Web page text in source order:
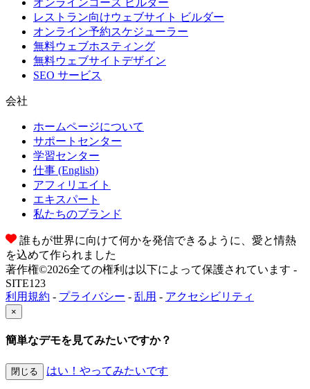
オンラインコース ビルダー
レストラン向けウェブサイト ビルダー
オンライン予約スケジューラー
無料ウェブホスティング
無料ウェブサイトデザイン
SEO サービス
会社
ホームページについて
サポートセンター
学習センター
仕事 (English)
アフィリエイト
エキスパート
私たちのブランド
誰もが世界に向けて何かを発信できるように、愛と情熱
を込めて作られました
著作権©2026全ての権利は以下によって保護されています -
SITE123
利用規約 - プライバシー - 乱用 - アクセシビリティ
×
簡単なデモを見てみたいですか？
閉じる はい！やってみたいです